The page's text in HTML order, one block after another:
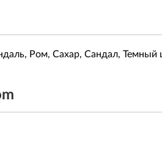
Ром, Сахар, Сандал, Темный